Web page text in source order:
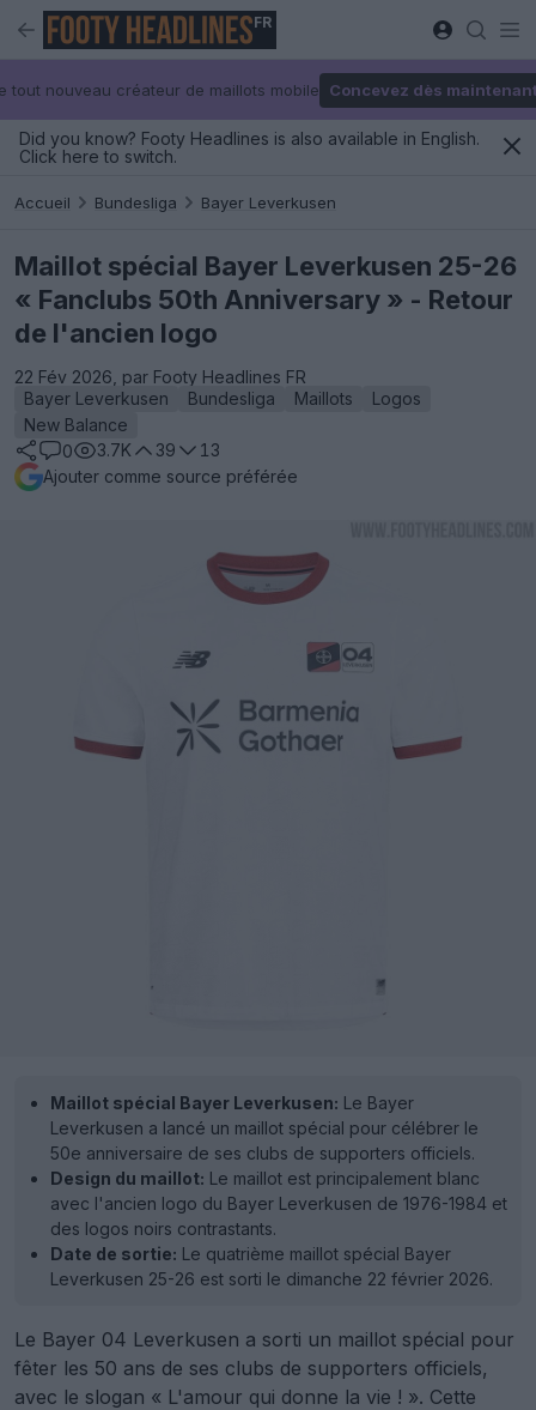
FR
tout nouveau créateur de maillots mobile Concevez dès
Did you know? Footy Headlines is also available in English.
Click here to switch.
Accueil Bundesliga Bayer Leverkusen
Maillot spécial Bayer Leverkusen 25-26
« Fanclubs 50th Anniversary » - Retour
de l'ancien logo
22 Fév 2026, par Footy Headlines FR
Bayer Leverkusen
Bundesliga Maillots
Logos
New Balance
0
3.7K 39
13
Ajouter comme source préférée
Maillot spécial Bayer Leverkusen: Le Bayer
Leverkusen a lancé un maillot spécial pour célébrer le
50e anniversaire de ses clubs de supporters officiels.
Design du maillot: Le maillot est principalement blanc
avec l'ancien logo du Bayer Leverkusen de 1976-1984 et
des logos noirs contrastants.
Date de sortie: Le quatrième maillot spécial Bayer
Leverkusen 25-26 est sorti le dimanche 22 février 2026.
Le Bayer 04 Leverkusen a sorti un maillot spécial pour
fêter les 50 ans de ses clubs de supporters officiels,
avec le slogan « L'amour qui donne la vie ! ». Cette